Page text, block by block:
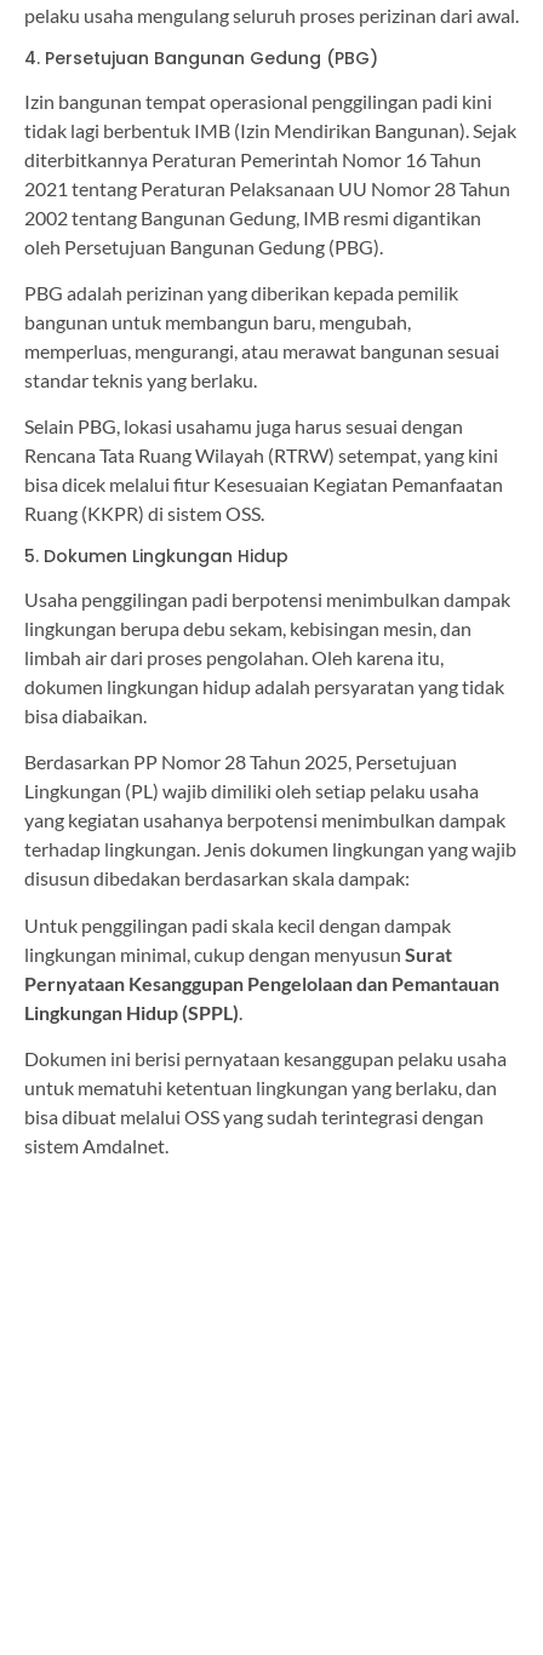
pelaku usaha mengulang seluruh proses perizinan dari awal.
4. Persetujuan Bangunan Gedung (PBG)
Izin bangunan tempat operasional penggilingan padi kini
tidak lagi berbentuk IMB (Izin Mendirikan Bangunan). Sejak
diterbitkannya Peraturan Pemerintah Nomor 16 Tahun
2021 tentang Peraturan Pelaksanaan UU Nomor 28 Tahun
2002 tentang Bangunan Gedung, IMB resmi digantikan
oleh Persetujuan Bangunan Gedung (PBG).
PBG adalah perizinan yang diberikan kepada pemilik
bangunan untuk membangun baru, mengubah,
memperluas, mengurangi, atau merawat bangunan sesuai
standar teknis yang berlaku.
Selain PBG, lokasi usahamu juga harus sesuai dengan
Rencana Tata Ruang Wilayah (RTRW) setempat, yang kini
bisa dicek melalui fitur Kesesuaian Kegiatan Pemanfaatan
Ruang (KKPR) di sistem OSS.
5. Dokumen Lingkungan Hidup
Usaha penggilingan padi berpotensi menimbulkan dampak
lingkungan berupa debu sekam, kebisingan mesin, dan
limbah air dari proses pengolahan. Oleh karena itu,
dokumen lingkungan hidup adalah persyaratan yang tidak
bisa diabaikan.
Berdasarkan PP Nomor 28 Tahun 2025, Persetujuan
Lingkungan (PL) wajib dimiliki oleh setiap pelaku usaha
yang kegiatan usahanya berpotensi menimbulkan dampak
terhadap lingkungan. Jenis dokumen lingkungan yang wajib
disusun dibedakan berdasarkan skala dampak:
Untuk penggilingan padi skala kecil dengan dampak
lingkungan minimal, cukup dengan menyusun Surat
Pernyataan Kesanggupan Pengelolaan dan Pemantauan
Lingkungan Hidup (SPPL)
Dokumen ini berisi pernyataan kesanggupan pelaku usaha
untuk mematuhi ketentuan lingkungan yang berlaku, dan
bisa dibuat melalui OSS yang sudah terintegrasi dengan
sistem Amdalnet.